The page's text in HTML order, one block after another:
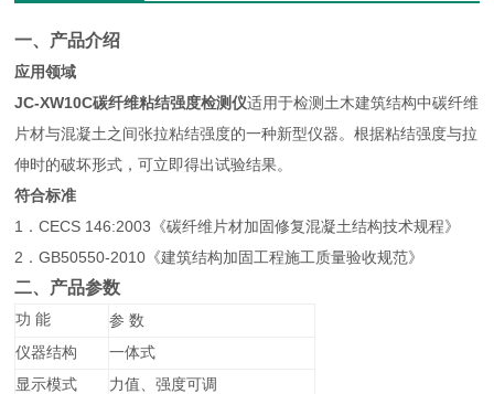
一、产品介绍
应用领域
JC-XW10C碳纤维粘结强度检测仪适用于检测土木建筑结构中碳纤维
片材与混凝土之间张拉粘结强度的一种新型仪器。根据粘结强度与拉
伸时的破坏形式，可立即得出试验结果。
符合标准
1．CECS 146:2003《碳纤维片材加固修复混凝土结构技术规程》
2．GB50550-2010《建筑结构加固工程施工质量验收规范》
二、产品参数
功能 参 数
仪器结构
一体式
显示模式
力值、强度可调